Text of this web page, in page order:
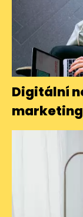
Digitální
marketing